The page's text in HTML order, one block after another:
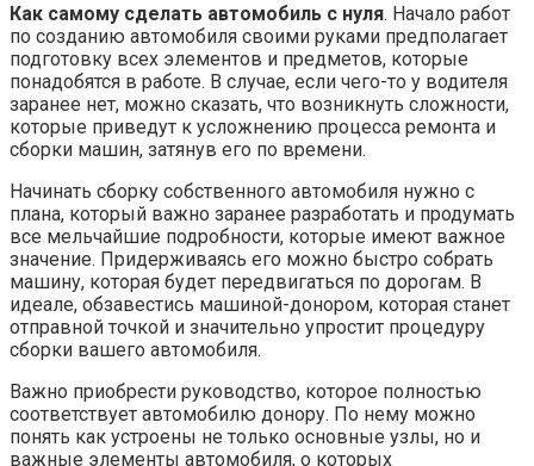
Как самому сделать автомобиль с нуля. Начало работ
по созданию автомобиля своими руками предполагает
подготовку всех элементов и предметов, которые
понадобятся в работе. В случае, если чего-то у водителя
заранее нет, можно сказать, что возникнуть сложности,
которые приведут к усложнению процесса ремонта и
сборки машин, затянув его по времени.
Начинать сборку собственного автомобиля нужно с
плана, который важно заранее разработать и продумать
все мельчайшие подробности, которые имеют важное
значение. Придерживаясь его можно быстро собрать
машину, которая будет передвигаться по дорогам. В
идеале, обзавестись машиной-донором, которая станет
отправной точкой и значительно упростит процедуру
сборки вашего автомобиля.
Важно приобрести руководство, которое полностью
соответствует автомобилю донору. По нему можно
понять как устроены не только основные узлы, но и
важные элементы автомобиля, о которых